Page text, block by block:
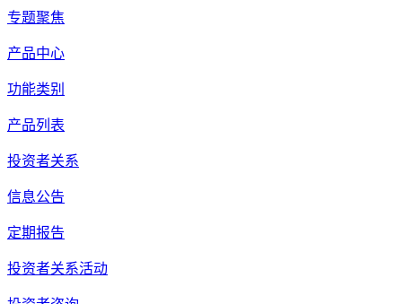
专题聚焦
产品中心
功能类别
产品列表
投资者关系
信息公告
定期报告
投资者关系活动